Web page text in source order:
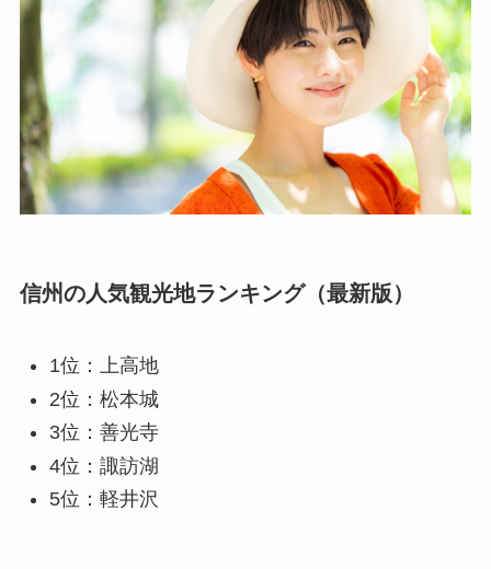
信州の人気観光地ランキング（最新版）
1位：上高地
2位：松本城
3位：善光寺
4位：諏訪湖
5位：軽井沢